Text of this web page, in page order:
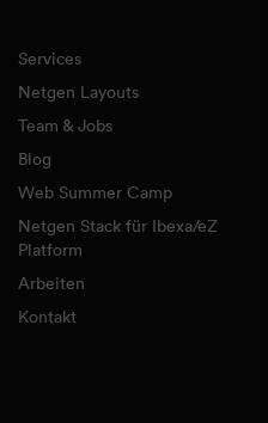
Services
Netgen Layouts
Team & Jobs
Blog
Web Summer Camp
Netgen Stack für Ibexa/eZ
Platform
Arbeiten
Kontakt